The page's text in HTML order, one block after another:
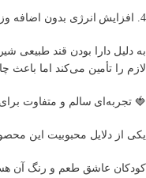
4. افزایش انرژی بدون اضافه وزن
به دلیل دارا بودن قند طبیعی
لازم را تأمین می‌کند اما باعث
🍓 تجربه‌ای سالم و متفاوت
یکی از دلایل محبوبیت این
کودکان عاشق طعم و رنگ آن